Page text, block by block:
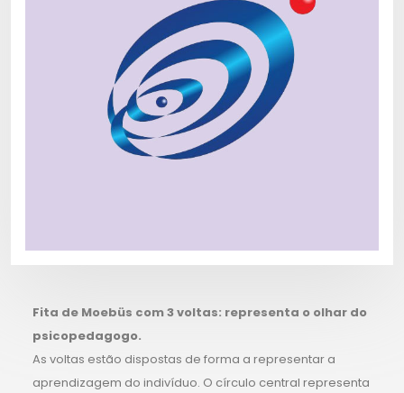
Fita de Moebüs com 3 voltas: representa o olhar do
psicopedagogo.
As voltas estão dispostas de forma a representar a
aprendizagem do indivíduo. O círculo central representa